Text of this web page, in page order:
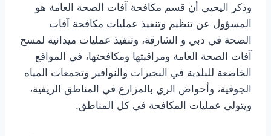
وذكر اليحيى أن قسم مكافحة آفات الصحة العامة هو
المسؤول عن تنظيم وتنفيذ عمليات مكافحة آفات
الصحة في دبي و الشارقة، وتنفيذ عمليات ميدانية لمسح
آفات الصحة العامة ومراقبتها ومكافحتها، في المواقع
الخاضعة للبلدية في البحيرات والنوافير وتجمعات المياه
الجوفية، وأحواض الري بالمزارع في المناطق الريفية،
ويتولى عمليات المكافحة في كل المناطق.